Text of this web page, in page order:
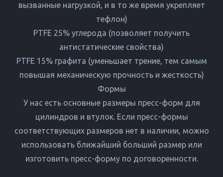
вызванные нагрузкой, и в то же время укрепляет
тефлон)
PTFE 25% углерода (позволяет получить
антистатические свойства)
PTFE 15% графита (уменьшает трение, тем самым
повышая механическую прочность и жесткость)
Формы
У нас есть основные размеры пресс-форм для
цилиндров и втулок. Если пресс-формы
соответствующих размеров нет в наличии, можно
использовать ближайший больший размер или
изготовить пресс-форму по договоренности.